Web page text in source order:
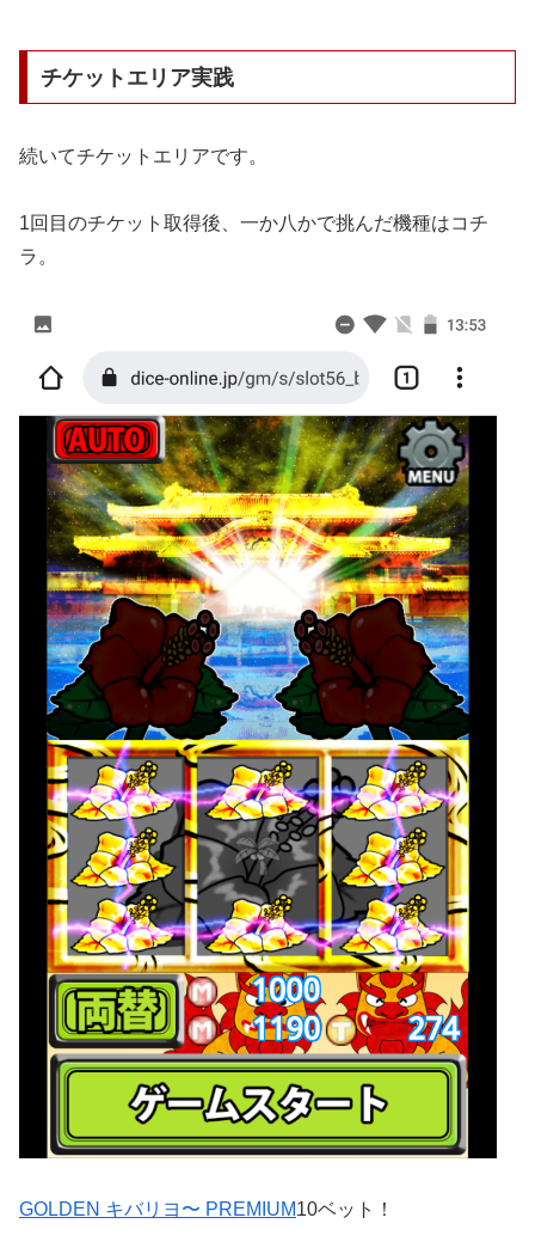
チケットエリア実践
続いてチケットエリアです。
1回目のチケット取得後、一か八かで挑んだ機種はコチ
ラ。
GOLDEN キバリヨ〜 PREMIUM10ベット！